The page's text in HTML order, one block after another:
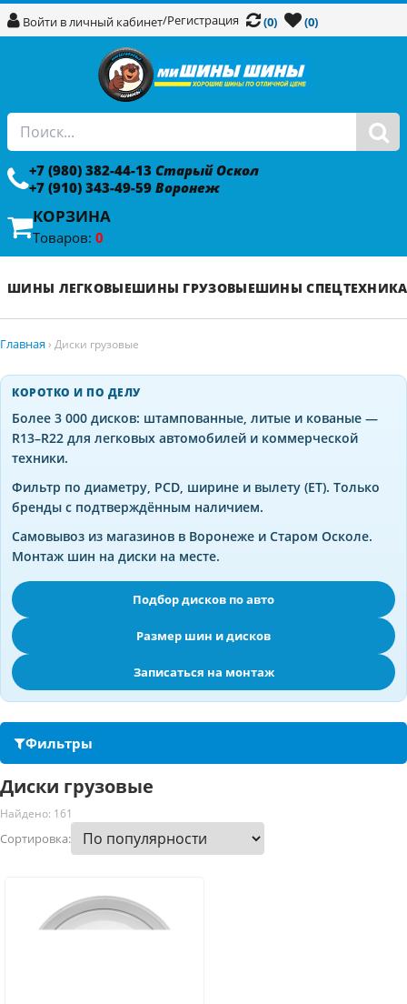
Войти в личный кабинет/Регистрация (0) (0)
+7 (980) 382-44-13 Старый Оскол
+7 (910) 343-49-59 Воронеж
КОРЗИНА
Товаров: 0
ШИНЫ ЛЕГКОВЫЕШИНЫ ГРУЗОВЫЕШИНЫ СПЕЦТЕХНИКА
Главная › Диски грузовые
КОРОТКО И ПО ДЕЛУ
Более 3 000 дисков: штампованные, литые и кованые —
R13–R22 для легковых автомобилей и коммерческой
техники.
Фильтр по диаметру, PCD, ширине и вылету (ET). Только
бренды с подтверждённым наличием.
Самовывоз из магазинов в Воронеже и Старом Осколе.
Монтаж шин на диски на месте.
Подбор дисков по авто
Размер шин и дисков
Записаться на монтаж
Фильтры
Диски грузовые
Найдено: 161
Сортировка: